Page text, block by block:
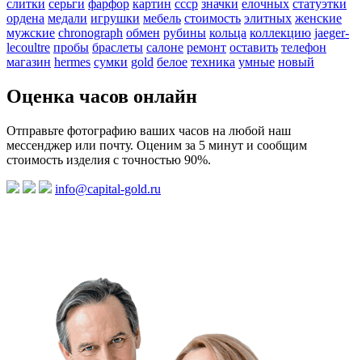
слитки серьги фарфор картин ссср значки елочных статуэтки
ордена медали игрушки мебель стоимость элитных женские
мужские chronograph обмен рубины кольца коллекцию jaeger-
lecoultre пробы браслеты салоне ремонт оставить телефон
магазин hermes сумки gold белое техника умные новый
Оценка часов онлайн
Отправьте фотографию ваших часов на любой наш
мессенджер или почту. Оценим за 5 минут и сообщим
стоимость изделия с точностью 90%.
info@capital-gold.ru